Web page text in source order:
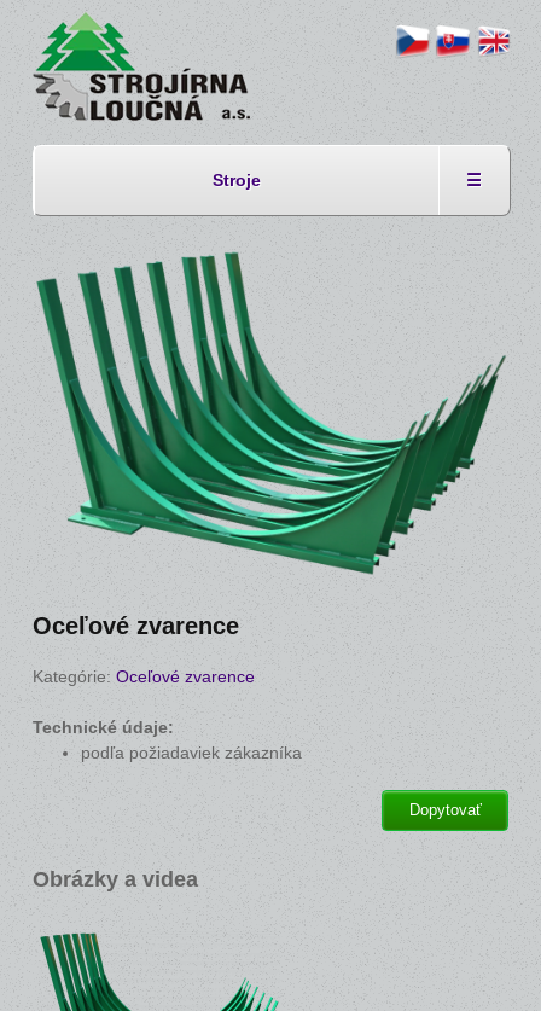
Stroje ☰
Oceľové zvarence
Kategórie: Oceľové zvarence
Technické údaje:
podľa požiadaviek zákazníka
Dopytovať
Obrázky a videa